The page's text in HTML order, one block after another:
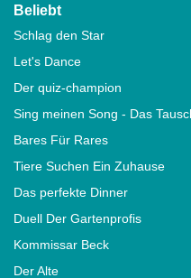
Beliebt
Schlag den Star
Let's Dance
Der quiz-champion
Sing meinen Song - Das
Bares Für Rares
Tiere Suchen Ein Zuhause
Das perfekte Dinner
Duell Der Gartenprofis
Kommissar Beck
Der Alte